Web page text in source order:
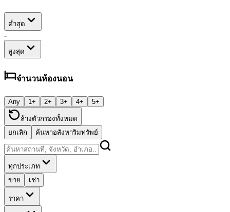
ต่ำสุด
-
สูงสุด
จำนวนห้องนอน
Any 1+ 2+ 3+ 4+ 5+
ล้างตัวกรองทั้งหมด
ยกเลิก
ค้นหาอสังหาริมทรัพย์
ทุกประเภท
ขาย
เช่า
ราคา